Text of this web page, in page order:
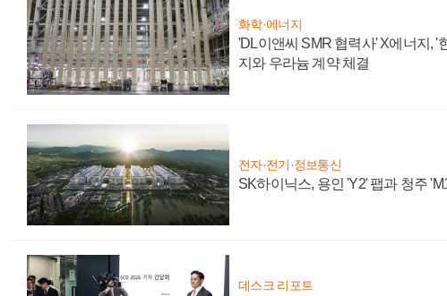
화학·에너지
'DL이앤씨 SMR 협력사' X에너지, '
지와 우라늄 계약 체결
전자·전기·정보통신
SK하이닉스, 용인 'Y2' 팹과 청주
데스크 리포트